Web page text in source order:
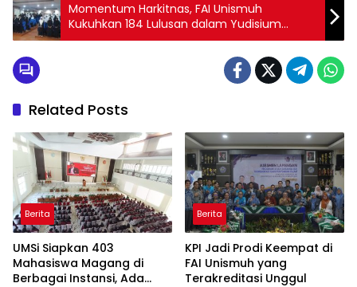
Momentum Harkitnas, FAI Unismuh
Kukuhkan 184 Lulusan dalam Yudisium
Penuh Haru
Related Posts
Berita
UMSi Siapkan 403
Mahasiswa Magang di
Berbagai Instansi, Ada
Berita
KPI Jadi Prodi Keempat di
FAI Unismuh yang
Terakreditasi Unggul